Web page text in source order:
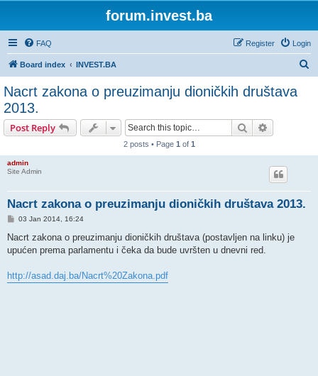
forum.invest.ba
FAQ Login
Register
Board index INVEST.BA
Nacrt zakona o preuzimanju dioničkih društava
2013.
Post Reply Search
2 posts • Page 1 of 1
admin
Site Admin
Nacrt zakona o preuzimanju dioničkih društava 2013.
P
s
03 Jan 2014, 16:24
Nacrt zakona o preuzimanju dioničkih društava (postavljen na linku) je
upućen prema parlamentu i čeka da bude uvršten u dnevni red.
http://asad.daj.ba/Nacrt%20Zakona.pdf